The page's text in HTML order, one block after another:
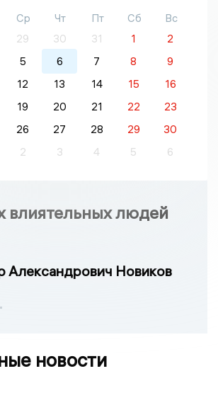
Ср Чт Пт Сб
Вс
29 30 31 1
2
5 6 7 8
9
12 13 14 15
16
19 20 21 22
23
26 27 28 29
30
2 3 4 5 6
влиятельных людей
Александрович Новиков
новости